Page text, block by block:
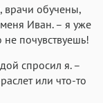
врачи обучены,
Иван. – я уже
почувствуешь!
спросил я. –
или что-то